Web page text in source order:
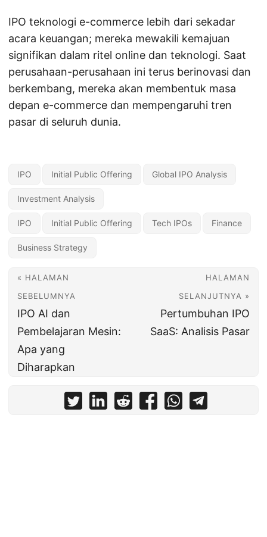
IPO teknologi e-commerce lebih dari sekadar
acara keuangan; mereka mewakili kemajuan
signifikan dalam ritel online dan teknologi. Saat
perusahaan-perusahaan ini terus berinovasi dan
berkembang, mereka akan membentuk masa
depan e-commerce dan mempengaruhi tren
pasar di seluruh dunia.
IPO Initial Public Offering Global IPO Analysis
Investment Analysis
IPO Initial Public Offering Tech IPOs Finance
Business Strategy
« HALAMAN
SEBELUMNYA
IPO AI dan
Pembelajaran Mesin:
Apa yang
Diharapkan
HALAMAN
SELANJUTNYA »
Pertumbuhan IPO
SaaS: Analisis Pasar